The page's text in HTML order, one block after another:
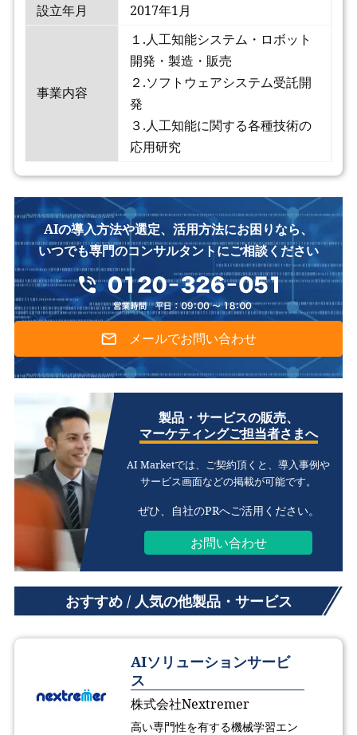
設立年月
2017年1月
事業内容
１.人工知能システム・ロボット
開発・製造・販売
２.ソフトウェアシステム受託開
発
３.人工知能に関する各種技術の
応用研究
AIの導入方法や選定、活用方法にお困りなら、
いつでも専門のコンサルタントにご相談ください
メールでお問い合わせ
製品・サービスの販売、
マーケティングご担当者さまへ
AI Marketでは、ご契約頂くと、導入事例や
サービス画面などの掲載が可能です。
ぜひ、自社のPRへご活用ください。
お問い合わせ
おすすめ / 人気の他製品・サービス
AIソリューションサービ
ス
株式会社Nextremer
高い専門性を有する機械学習エン